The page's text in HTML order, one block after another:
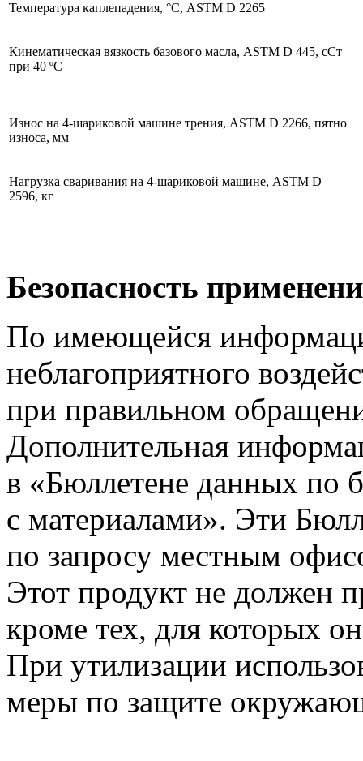
Температура каплепадения, °С, ASTM D 2265
Кинематическая вязкость базового масла, ASTM D 445, сСт
при 40 ºC
Износ на 4-шариковой машине трения, ASTM D 2266, пятно
износа, мм
Нагрузка сваривания на 4-шариковой машине, ASTM D
2596, кг
Безопасность
По имеющейся
неблагоприятного
при правильном
Дополнительная
в «Бюллетене данных по
с материалами». Эти
по запросу местным
Этот продукт не должен
кроме тех, для которых
При утилизации
меры по защите